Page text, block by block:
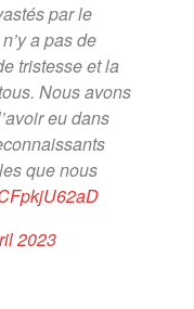
par le
a pas de
tristesse et la
Nous avons
eu dans
que nous
2023